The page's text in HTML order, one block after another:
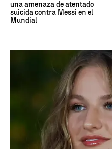
una amenaza de atentado
suicida contra Messi en el
Mundial